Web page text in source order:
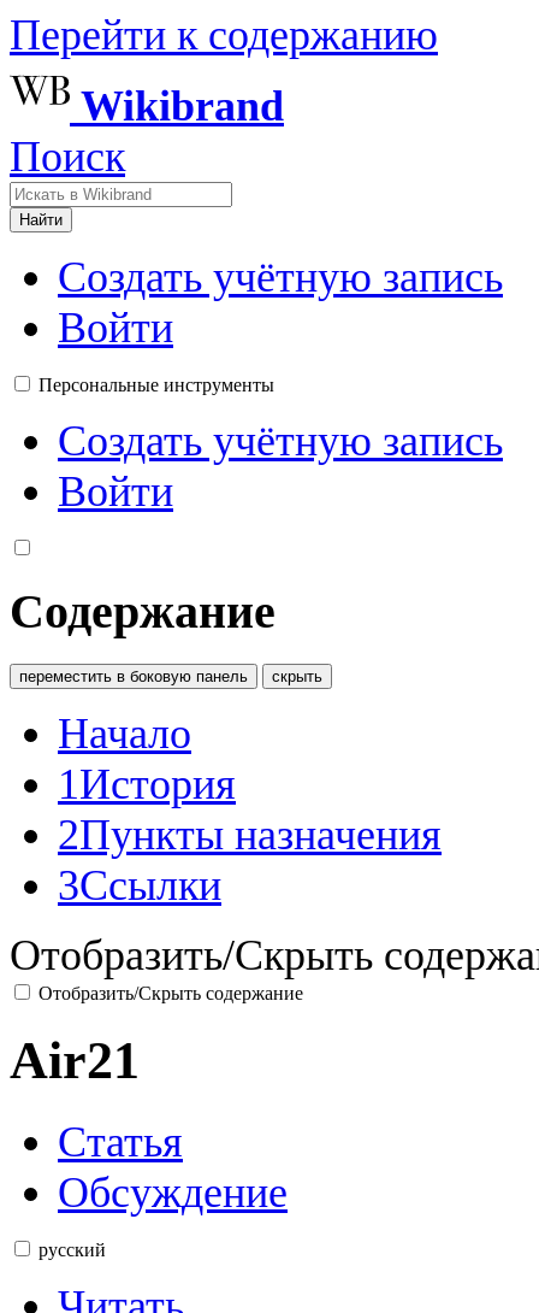
Перейти к содержанию
Wikibrand
Поиск
Найти
Создать учётную запись
Войти
Персональные инструменты
Создать учётную запись
Войти
Содержание
переместить в боковую панель скрыть
Начало
1История
2Пункты назначения
3Ссылки
Отобразить/Скрыть
Отобразить/Скрыть содержание
Air21
Статья
Обсуждение
русский